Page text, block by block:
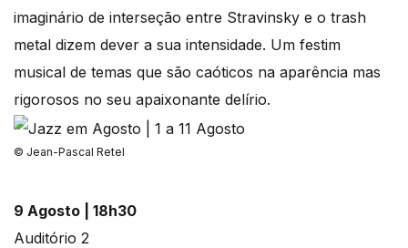
imaginário de interseção entre Stravinsky e o trash
metal dizem dever a sua intensidade. Um festim
musical de temas que são caóticos na aparência mas
rigorosos no seu apaixonante delírio.
© Jean-Pascal Retel
9 Agosto | 18h30
Auditório 2